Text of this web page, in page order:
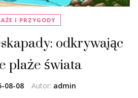
I PRZYGODY
odkrywając
plaże świata
Autor: admin
08-08